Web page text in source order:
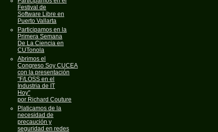
Festival de
Software Libre en
Puerto Vallarta
Participamos en la
Primera Semana
De La Ciencia en
CUTonola
Abrimos el
Congreso Soy CUCEA
con la presentación
"F/LOSS en el
Industria de IT
Hoy"
por Richard Couture
Platicamos de la
necesidad de
precaución y
seguridad en redes